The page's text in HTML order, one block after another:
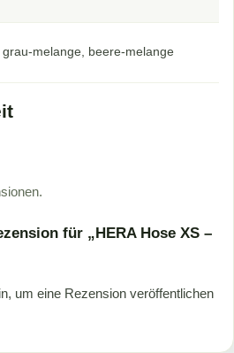
grau-melange, beere-melange
für „HERA Hose XS –
um eine Rezension veröffentlichen